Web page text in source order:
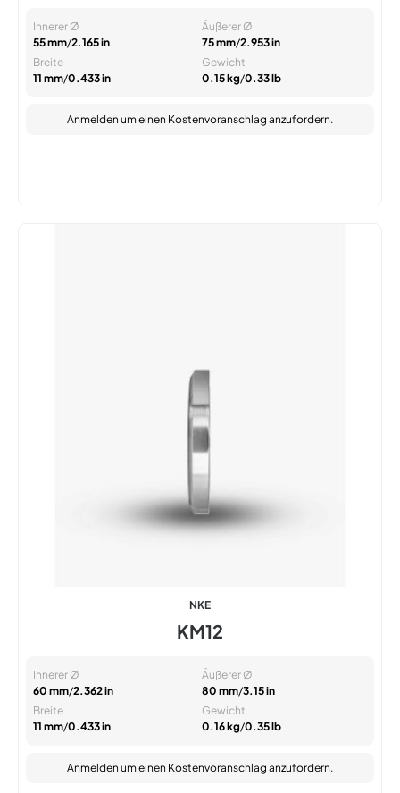
Innerer Ø
55 mm/2.165 in
Äußerer Ø
75 mm/2.953 in
Breite
11 mm/0.433 in
Gewicht
0.15 kg/0.33 lb
Anmelden um einen Kostenvoranschlag anzufordern.
NKE
KM12
Innerer Ø
60 mm/2.362 in
Äußerer Ø
80 mm/3.15 in
Breite
11 mm/0.433 in
Gewicht
0.16 kg/0.35 lb
Anmelden um einen Kostenvoranschlag anzufordern.